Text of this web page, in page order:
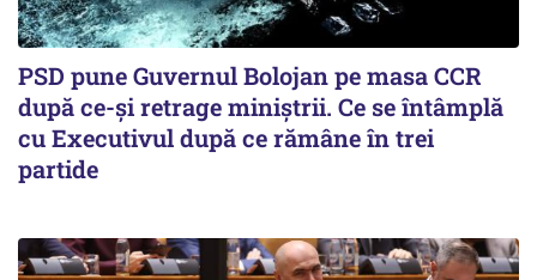
PSD pune Guvernul Bolojan pe masa CCR
după ce-și retrage miniștrii. Ce se întâmplă
cu Executivul după ce rămâne în trei
partide